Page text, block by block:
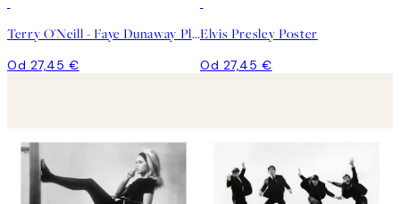
Terry O'Neill - Faye Dunaway Plagát
Od 27,45 €
Elvis Presley Poster
Od 27,45 €